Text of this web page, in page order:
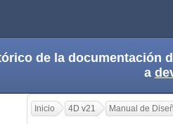
de la documentación
a
Inicio 4D v21 Manual de